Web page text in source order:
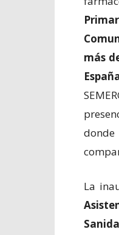
más
donde
La